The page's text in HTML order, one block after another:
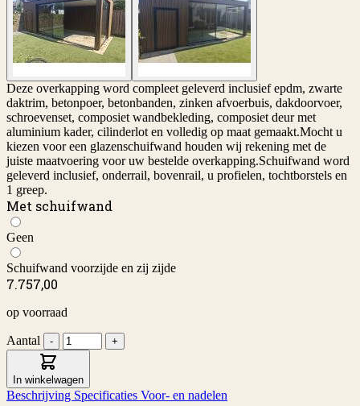
Deze overkapping word compleet geleverd inclusief epdm, zwarte
daktrim, betonpoer, betonbanden, zinken afvoerbuis, dakdoorvoer,
schroevenset, composiet wandbekleding, composiet deur met
aluminium kader, cilinderlot en volledig op maat gemaakt.Mocht u
kiezen voor een glazenschuifwand houden wij rekening met de
juiste maatvoering voor uw bestelde overkapping.Schuifwand word
geleverd inclusief, onderrail, bovenrail, u profielen, tochtborstels en
1 greep.
Met schuifwand
Geen
Schuifwand voorzijde en zij zijde
7.757,00
op voorraad
Aantal - +
In winkelwagen
Beschrijving Specificaties Voor- en nadelen